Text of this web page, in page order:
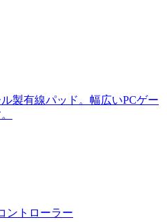
製有線パッド。幅広いPCゲー
ントローラー